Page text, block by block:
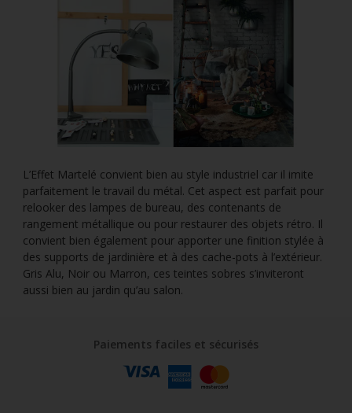
L’Effet Martelé convient bien au style industriel car il imite
parfaitement le travail du métal. Cet aspect est parfait pour
relooker des lampes de bureau, des contenants de
rangement métallique ou pour restaurer des objets rétro. Il
convient bien également pour apporter une finition stylée à
des supports de jardinière et à des cache-pots à l’extérieur.
Gris Alu, Noir ou Marron, ces teintes sobres s’inviteront
aussi bien au jardin qu’au salon.
Paiements faciles et sécurisés